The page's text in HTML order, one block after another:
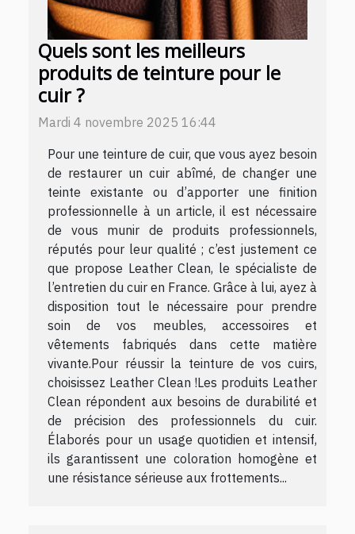
Quels sont les meilleurs
produits de teinture pour le
cuir ?
Mardi 4 novembre 2025 16:44
Pour une teinture de cuir, que vous ayez besoin
de restaurer un cuir abîmé, de changer une
teinte existante ou d’apporter une finition
professionnelle à un article, il est nécessaire
de vous munir de produits professionnels,
réputés pour leur qualité ; c’est justement ce
que propose Leather Clean, le spécialiste de
l’entretien du cuir en France. Grâce à lui, ayez à
disposition tout le nécessaire pour prendre
soin de vos meubles, accessoires et
vêtements fabriqués dans cette matière
vivante.Pour réussir la teinture de vos cuirs,
choisissez Leather Clean !Les produits Leather
Clean répondent aux besoins de durabilité et
de précision des professionnels du cuir.
Élaborés pour un usage quotidien et intensif,
ils garantissent une coloration homogène et
une résistance sérieuse aux frottements...